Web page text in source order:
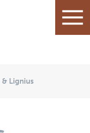
& Lignius